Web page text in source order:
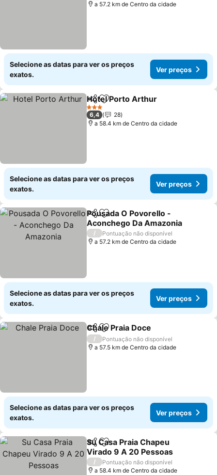
a 57.2 km de Centro da cidade
Selecione as datas para ver os preços
exatos.
Ver preços
PartilharAdicionar aos favoritos
Hotel Porto Arthur
3 Estrelas
6,4
28
a 58.4 km de Centro da cidade
Selecione as datas para ver os preços
exatos.
Ver preços
PartilharAdicionar aos favoritos
Pousada O Povorello -
Aconchego Da Amazonia
/
Pontuação não disponível
a 57.2 km de Centro da cidade
Selecione as datas para ver os preços
exatos.
Ver preços
PartilharAdicionar aos favoritos
Chale Praia Doce
/
Pontuação não disponível
a 57.5 km de Centro da cidade
Selecione as datas para ver os preços
exatos.
Ver preços
PartilharAdicionar aos favoritos
Su Casa Praia Chapeu
Virado 9 A 20 Pessoas
/
Pontuação não disponível
a 58.4 km de Centro da cidade